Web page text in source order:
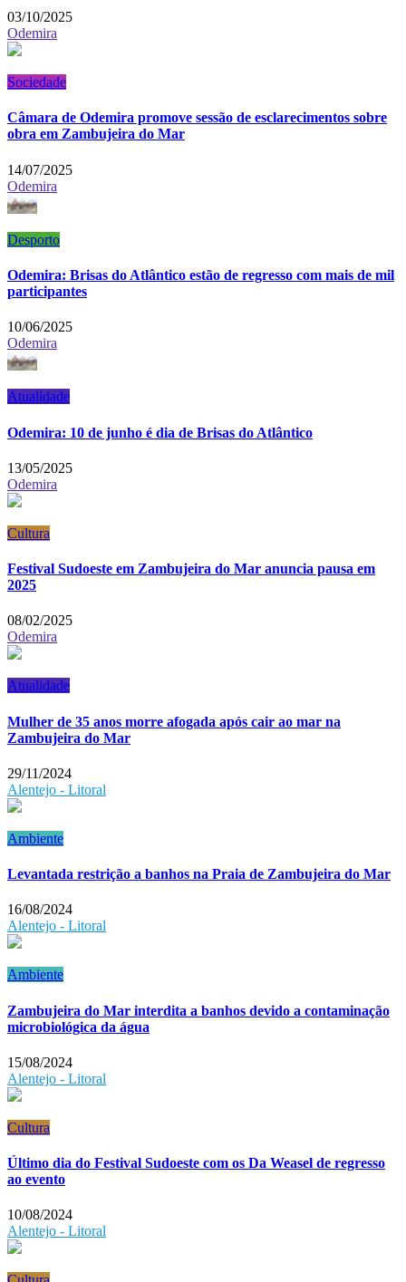
03/10/2025
Odemira
Sociedade
Câmara de Odemira promove sessão de esclarecimentos sobre
obra em Zambujeira do Mar
14/07/2025
Odemira
Desporto
Odemira: Brisas do Atlântico estão de regresso com mais de mil
participantes
10/06/2025
Odemira
Atualidade
Odemira: 10 de junho é dia de Brisas do Atlântico
13/05/2025
Odemira
Cultura
Festival Sudoeste em Zambujeira do Mar anuncia pausa em
2025
08/02/2025
Odemira
Atualidade
Mulher de 35 anos morre afogada após cair ao mar na
Zambujeira do Mar
29/11/2024
Alentejo - Litoral
Ambiente
Levantada restrição a banhos na Praia de Zambujeira do Mar
16/08/2024
Alentejo - Litoral
Ambiente
Zambujeira do Mar interdita a banhos devido a contaminação
microbiológica da água
15/08/2024
Alentejo - Litoral
Cultura
Último dia do Festival Sudoeste com os Da Weasel de regresso
ao evento
10/08/2024
Alentejo - Litoral